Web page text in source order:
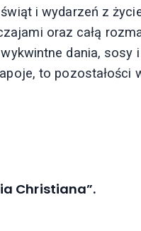
i wydarzeń z
oraz całą
dania, sosy i
to pozostałości
Christiana”.